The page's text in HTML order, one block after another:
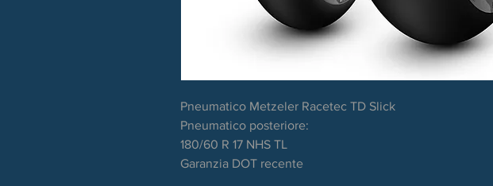
Pneumatico Metzeler Racetec TD Slick
Pneumatico posteriore:
180/60 R 17 NHS TL
Garanzia DOT recente